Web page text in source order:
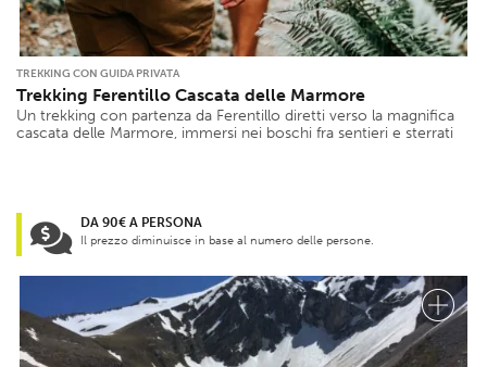
TREKKING CON GUIDA PRIVATA
Trekking Ferentillo Cascata delle Marmore
Un trekking con partenza da Ferentillo diretti verso la magnifica
cascata delle Marmore, immersi nei boschi fra sentieri e sterrati
DA 90€ A PERSONA
Il prezzo diminuisce in base al numero delle persone.